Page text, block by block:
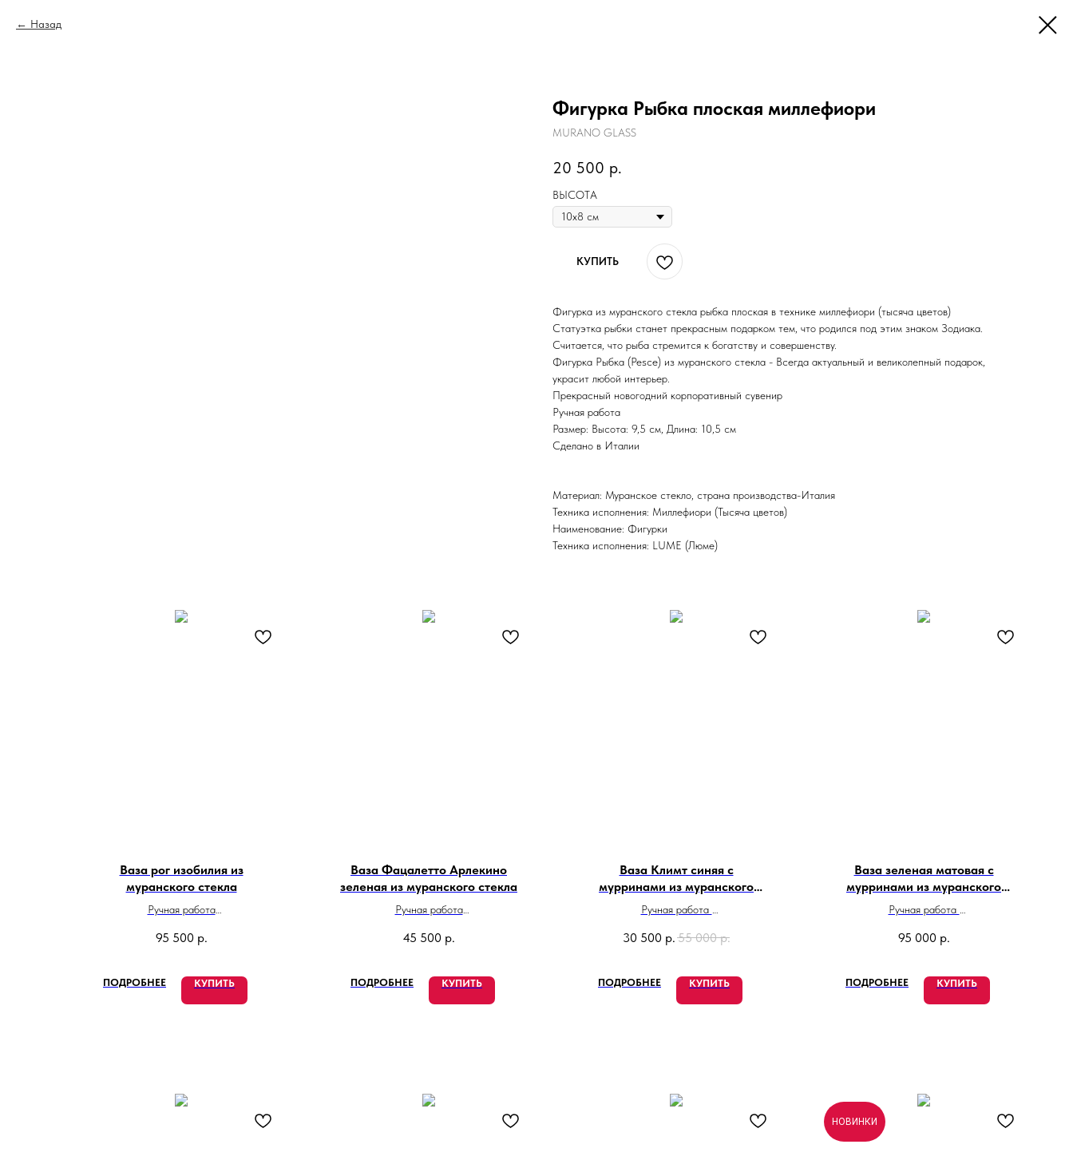
Назад
Фигурка Рыбка плоская миллефиори
MURANO GLASS
20 500 р.
ВЫСОТА
КУПИТЬ
Фигурка из муранского стекла рыбка плоская в технике миллефиори (тысяча цветов)
Статуэтка рыбки станет прекрасным подарком тем, что родился под этим знаком Зодиака.
Считается, что рыба стремится к богатству и совершенству.
Фигурка Рыбка (Pesce) из муранского стекла - Всегда актуальный и великолепный подарок,
украсит любой интерьер.
Прекрасный новогодний корпоративный сувенир
Ручная работа
Размер: Высота: 9,5 см, Длина: 10,5 см
Сделано в Италии
Материал: Муранское стекло, страна производства-Италия
Техника исполнения: Миллефиори (Тысяча цветов)
Наименование: Фигурки
Техника исполнения: LUME (Люме)
Ваза рог изобилия из
муранского стекла
Ручная работа
Сделано в Италии
95 500 р.
ПОДРОБНЕЕ КУПИТЬ
Ваза Фацалетто Арлекино
зеленая из муранского стекла
Ручная работа
Сделано в Италии
45 500 р.
ПОДРОБНЕЕ КУПИТЬ
Ваза Климт синяя с
мурринами из муранского
стекла
Ручная работа
30 500 р.55 000 р.
ПОДРОБНЕЕ КУПИТЬ
Ваза зеленая матовая с
мурринами из муранского
стекла
Ручная работа
Сделано в Италии
95 000 р.
ПОДРОБНЕЕ КУПИТЬ
НОВИНКИ